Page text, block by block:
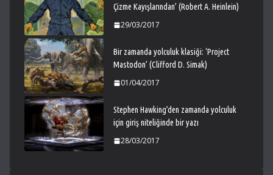
Çizme Kayışlarından’ (Robert A. Heinlein)
29/03/2017
Bir zamanda yolculuk klasiği: ‘Project
Mastodon’ (Clifford D. Simak)
01/04/2017
Stephen Hawking’den zamanda yolculuk
için giriş niteliğinde bir yazı
28/03/2017